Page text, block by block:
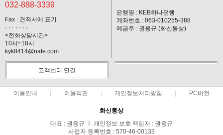
032-888-3339
Fax : 견적서에 표기
· · · · · · ·
<전화상담시간>
10시~18시
kyk8414@nate.com
은행명 : KEB하나은행
계좌번호 : 063-010255-388
예금주 : 권용규 (화신통상)
고객센터 연결
이용안내 이용약관 개인정보처리방침 PC버전
화신통상
대표 : 권용규 ㅣ 개인정보 보호 책임자 : 권용규
사업자 등록번호 : 570-46-00133